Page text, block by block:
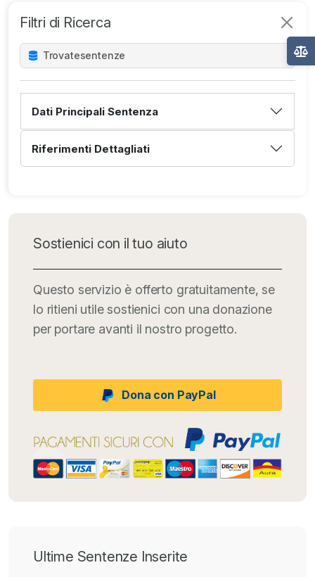
Filtri di Ricerca
Trovatesentenze
Dati Principali Sentenza
Riferimenti Dettagliati
Sostienici con il tuo aiuto
Questo servizio è offerto gratuitamente, se
lo ritieni utile sostienici con una donazione
per portare avanti il nostro progetto.
Dona con PayPal
Ultime Sentenze Inserite